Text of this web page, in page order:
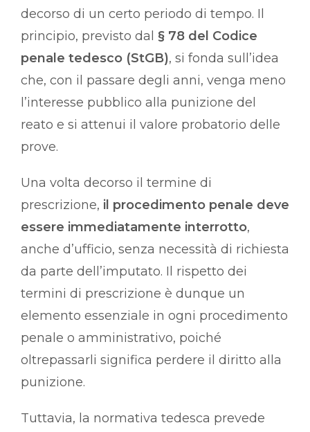
decorso di un certo periodo di tempo. Il
principio, previsto dal § 78 del Codice
penale tedesco (StGB), si fonda sull’idea
che, con il passare degli anni, venga meno
l’interesse pubblico alla punizione del
reato e si attenui il valore probatorio delle
prove.
Una volta decorso il termine di
prescrizione, il procedimento penale deve
essere immediatamente interrotto,
anche d’ufficio, senza necessità di richiesta
da parte dell’imputato. Il rispetto dei
termini di prescrizione è dunque un
elemento essenziale in ogni procedimento
penale o amministrativo, poiché
oltrepassarli significa perdere il diritto alla
punizione.
Tuttavia, la normativa tedesca prevede